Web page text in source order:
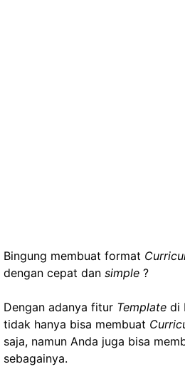
Bingung membuat format
dengan cepat dan simple ?
Dengan adanya fitur Template di
tidak hanya bisa membuat
saja, namun Anda juga bisa
sebagainya.